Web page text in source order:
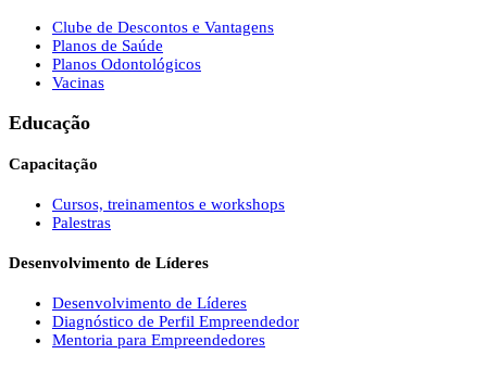
Clube de Descontos e Vantagens
Planos de Saúde
Planos Odontológicos
Vacinas
Educação
Capacitação
Cursos, treinamentos e workshops
Palestras
Desenvolvimento de Líderes
Desenvolvimento de Líderes
Diagnóstico de Perfil Empreendedor
Mentoria para Empreendedores